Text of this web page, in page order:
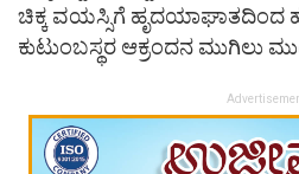
ಚಿಕ್ಕ ವಯಸ್ಸಿಗೆ ಹೃದಯಾಘಾತದಿಂದ
ಕುಟುಂಬಸ್ಥರ ಆಕ್ರಂದನ ಮುಗಿಲು